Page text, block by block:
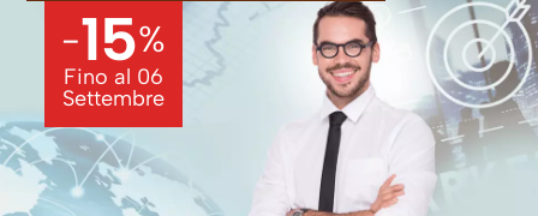
-15%
Fino al 06
Settembre